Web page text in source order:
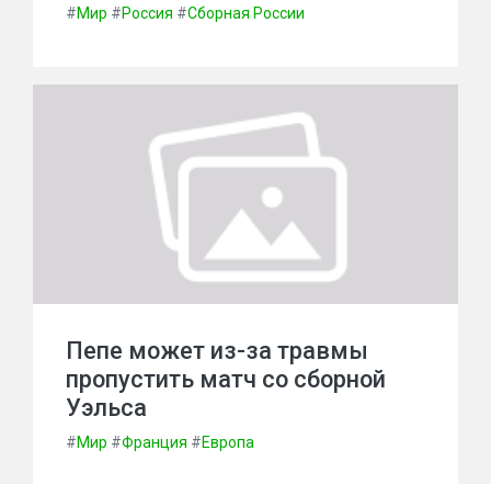
#Мир #Россия #Сборная России
Пепе может из-за травмы
пропустить матч со сборной
Уэльса
#Мир #Франция #Европа